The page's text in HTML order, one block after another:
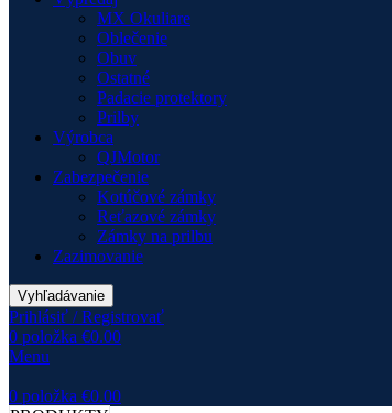
MX Okuliare
Oblečenie
Obuv
Ostatné
Padacie protektory
Prilby
Výrobca
QJMotor
Zabezpečenie
Kotúčové zámky
Reťazové zámky
Zámky na prilbu
Zazimovanie
Vyhľadávanie
Prihlásiť / Registrovať
0 položka €0.00
Menu
0 položka €0.00